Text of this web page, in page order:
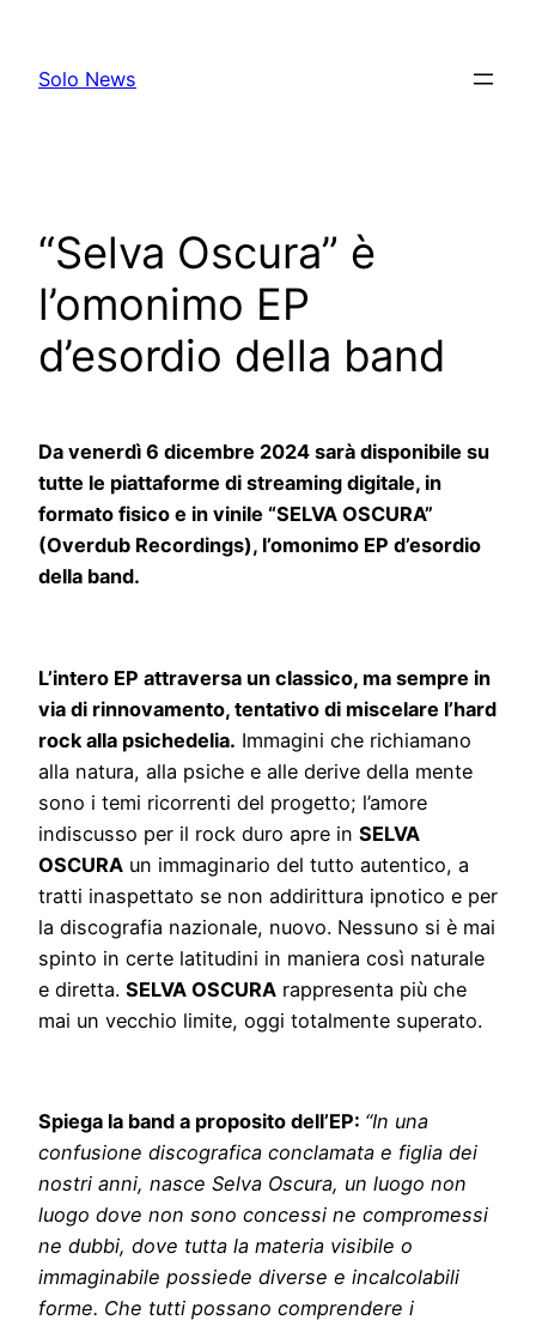
content
Solo News
“Selva Oscura” è
l’omonimo EP
d’esordio della band
Da venerdì 6 dicembre 2024 sarà disponibile su
tutte le piattaforme di streaming digitale, in
formato fisico e in vinile “SELVA OSCURA”
(Overdub Recordings), l’omonimo EP d’esordio
della band.
L’intero EP attraversa un classico, ma sempre in
via di rinnovamento, tentativo di miscelare l’hard
rock alla psichedelia. Immagini che richiamano
alla natura, alla psiche e alle derive della mente
sono i temi ricorrenti del progetto; l’amore
indiscusso per il rock duro apre in SELVA
OSCURA un immaginario del tutto autentico, a
tratti inaspettato se non addirittura ipnotico e per
la discografia nazionale, nuovo. Nessuno si è mai
spinto in certe latitudini in maniera così naturale
e diretta. SELVA OSCURA rappresenta più che
mai un vecchio limite, oggi totalmente superato.
Spiega la band a proposito dell’EP: “In una
confusione discografica conclamata e figlia dei
nostri anni, nasce Selva Oscura, un luogo non
luogo dove non sono concessi ne compromessi
ne dubbi, dove tutta la materia visibile o
immaginabile possiede diverse e incalcolabili
forme. Che tutti possano comprendere i